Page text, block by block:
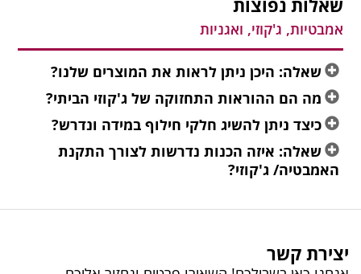
שאלות נפוצות
אמבטיות, ג'קוזי, ואגניות
שאלה: היכן ניתן לראות את המוצרים שלנו?
מה הם ההוראות התחזוקה של ג'קוזי הביתי?
כיצד ניתן להשיג חלקי חילוף במידה ונדרש?
שאלה: איזה הכנות נדרשות לצורך התקנת
האמבטיה/ ג'קוזי?
יצירת קשר